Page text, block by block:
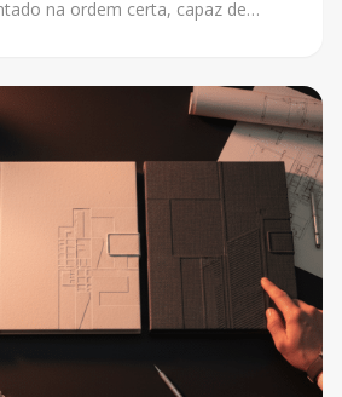
na ordem certa, capaz de